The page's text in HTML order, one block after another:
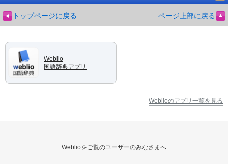
トップページに戻る ページ上部に戻る
Weblio
国語辞典アプリ
Weblioのアプリ一覧を見る
Weblioをご覧のユーザーのみなさまへ